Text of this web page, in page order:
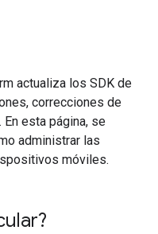
actualiza los SDK de
correcciones de
esta página, se
administrar las
móviles.